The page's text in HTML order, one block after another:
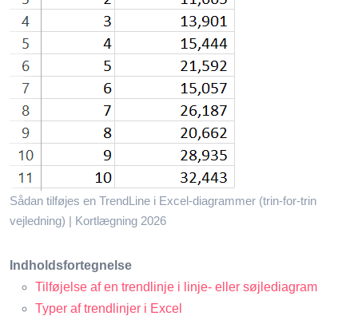
Sådan tilføjes en TrendLine i Excel-diagrammer (trin-for-trin
vejledning) | Kortlægning 2026
Indholdsfortegnelse
Tilføjelse af en trendlinje i linje- eller søjlediagram
Typer af trendlinjer i Excel